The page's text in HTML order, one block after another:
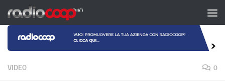
Salta al contenuto
VIDEO 0